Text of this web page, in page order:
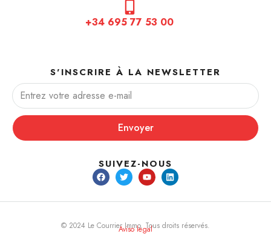
+34 695 77 53 00
S'INSCRIRE À LA NEWSLETTER
Envoyer
SUIVEZ-NOUS
© 2024 Le Courrier Immo. Tous droits réservés.
Aviso legal